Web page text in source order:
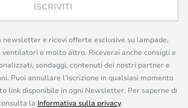
ISCRIVITI
e ricevi offerte esclusive su lampade,
e molto altro. Riceverai anche consigli e
sondaggi, contenuti dei nostri partner e
Puoi annullare l’iscrizione in qualsiasi momento
link disponibile in ogni Newsletter. Per saperne di
la Informativa sulla privacy.